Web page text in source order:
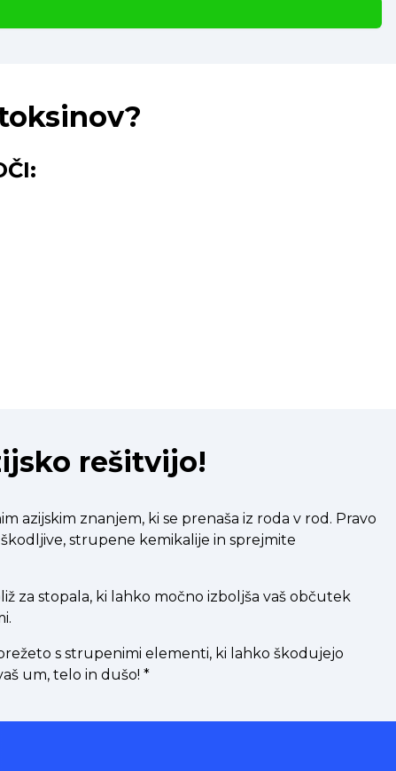
rešitvijo!
azijskim znanjem, ki se prenaša iz roda v rod. Pravo
strupene kemikalije in sprejmite
za stopala, ki lahko močno izboljša vaš občutek
s strupenimi elementi, ki lahko škodujejo
um, telo in dušo! *